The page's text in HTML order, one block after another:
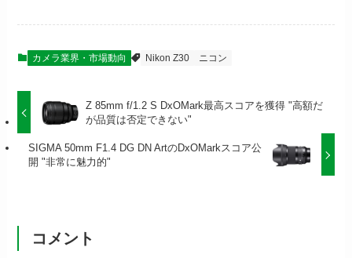
カメラ業界・市場動向 Nikon Z30 ニコン
Z 85mm f/1.2 S DxOMark最高スコアを獲得 "高額だ
が品質は否定できない"
SIGMA 50mm F1.4 DG DN ArtのDxOMarkスコア公
開 "非常に魅力的"
コメント